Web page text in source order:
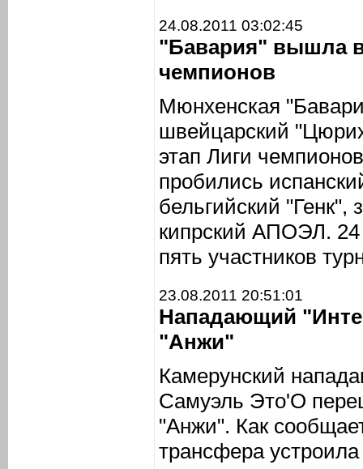
24.08.2011 03:02:45
"Бавария" вышла в
чемпионов
Мюнхенская
швейцарский
этап Лиги
пробились
бельгийский "Генк",
кипрский АПОЭЛ. 24
пять участников
23.08.2011 20:51:01
Нападающий
"Анжи"
Камерунский
Самуэль Это'О
"Анжи". Как
трансфера